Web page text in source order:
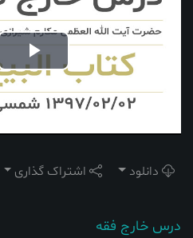
دانلود اشتراک گذاری
درس خارج فقه